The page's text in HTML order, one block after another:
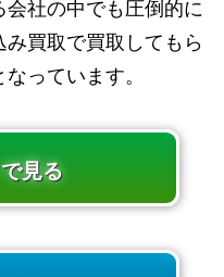
社の中でも圧倒的に
買取で買取してもら
っています。
見る